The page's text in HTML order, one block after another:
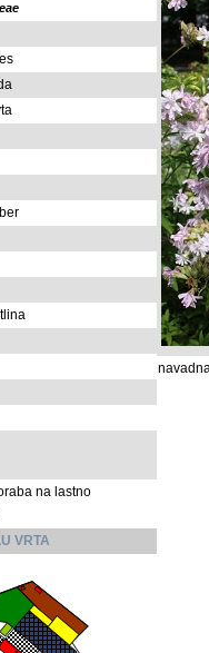
na lastno
VRTA